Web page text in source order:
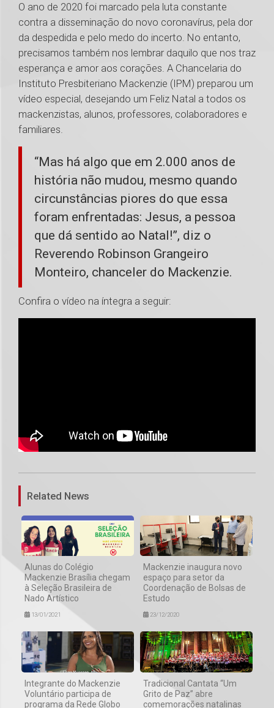
O ano de 2020 foi marcado pela luta constante
contra a disseminação do novo coronavírus, pela dor
da despedida e pelo medo do incerto. No entanto,
precisamos também nos lembrar daquilo que nos traz
esperança e amor aos corações. A Chancelaria do
Instituto Presbiteriano Mackenzie (IPM) preparou um
vídeo especial, desejando um Feliz Natal a todos os
mackenzistas, alunos, professores, colaboradores e
familiares.
“Mas há algo que em 2.000 anos de
história não mudou, mesmo quando
circunstâncias piores do que essa
foram enfrentadas: Jesus, a pessoa
que dá sentido ao Natal!”, diz o
Reverendo Robinson Grangeiro
Monteiro, chanceler do Mackenzie.
Confira o vídeo na íntegra a seguir:
1
Related News
Alunas do Colégio
Mackenzie Brasília chegam
à Seleção Brasileira de
Nado Artístico
13/01/2021
Mackenzie inaugura novo
espaço para setor da
Coordenação de Bolsas de
Estudo
23/12/2020
Integrante do Mackenzie
Voluntário participa de
programa da Rede Globo
Tradicional Cantata “Um
Grito de Paz” abre
comemorações natalinas